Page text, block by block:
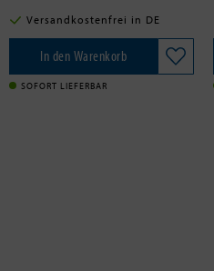
Versandkostenfrei in DE
In den Warenkorb
SOFORT LIEFERBAR